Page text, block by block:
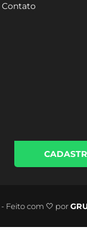
Contato
Feito com 🤍 por